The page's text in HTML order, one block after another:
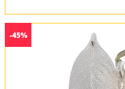
-45%